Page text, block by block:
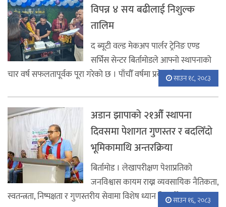
साउन १८, २०८३
विपन्न ४ सय बढीलाई निशुल्क
तालिम
द ब्यूटी वल्ड मेकअप पार्लर ट्रेनिङ एण्ड
सर्भिस सेन्टर बिर्तामाेडले आफ्नो स्थापनाको
चार वर्ष सफलतापूर्वक पूरा गरेकाे छ । पाँचौँ वर्षमा प्रवेश गरेको अवस ...
साउन १६, २०८३
अडान झापाको २१औँ स्थापना
दिवसमा पेशागत गुणस्तर र बदलिँदो
भूमिकामाथि अन्तरक्रिया
बिर्तामोड । लेखापरीक्षण पेशाप्रतिको
जनविश्वास कायम राख्न व्यवसायिक नैतिकता,
स्वतन्त्रता, निष्पक्षता र गुणस्तरीय सेवामा विशेष ध्यान दिनुपर्नेमा झापाका ...